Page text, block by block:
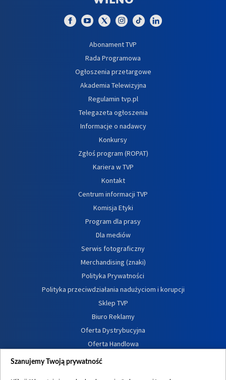
Abonament TVP
Rada Programowa
Ogłoszenia przetargowe
Akademia Telewizyjna
Regulamin tvp.pl
Telegazeta ogłoszenia
Informacje o nadawcy
Konkursy
Zgłoś program (ROPAT)
Kariera w TVP
Kontakt
Centrum informacji TVP
Komisja Etyki
Program dla prasy
Dla mediów
Serwis fotograficzny
Merchandising (znaki)
Polityka Prywatności
Polityka przeciwdziałania nadużyciom i korupcji
Sklep TVP
Biuro Reklamy
Oferta Dystrybucyjna
Oferta Handlowa
Dostępność
Szanujemy Twoją prywatność